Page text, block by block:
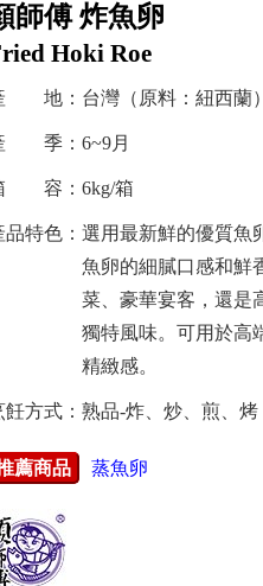
師傅 炸魚卵
Hoki Roe
地：台灣（原料：紐西蘭）
季：6~9月
容：6kg/箱
品特色：選用最新鮮的優質魚
魚卵的細膩口感和鮮
菜、豪華宴客，還是
獨特風味。可用於高
精緻感。
飪方式：熟品-炸、炒、煎、烤
薦商品 蒸魚卵